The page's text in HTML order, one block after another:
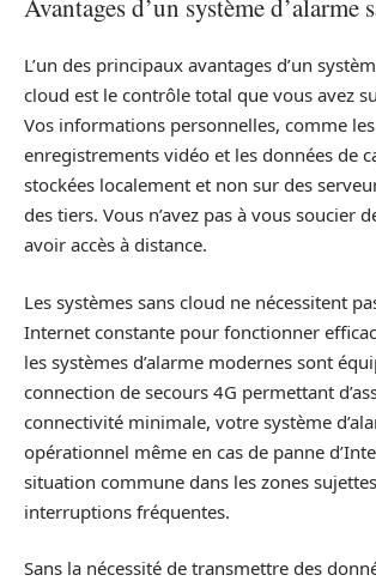
L’un des principaux avantages d’un
cloud est le contrôle total que vous avez
Vos informations personnelles, comme les
enregistrements vidéo et les données de
stockées localement et non sur des
des tiers. Vous n’avez pas à vous soucier
avoir accès à distance.
Les systèmes sans cloud ne nécessitent
Internet constante pour fonctionner
les systèmes d’alarme modernes sont
connection de secours 4G permettant
connectivité minimale, votre système
opérationnel même en cas de panne
situation commune dans les zones
interruptions fréquentes.
Sans la nécessité de transmettre des